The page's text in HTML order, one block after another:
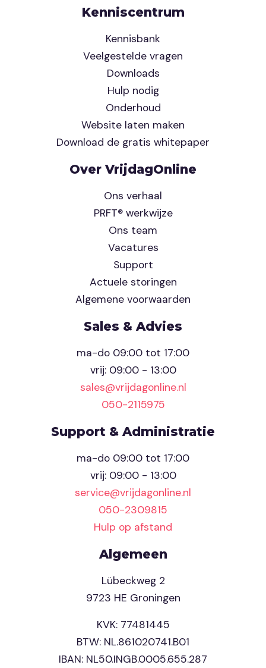
Kenniscentrum
Kennisbank
Veelgestelde vragen
Downloads
Hulp nodig
Onderhoud
Website laten maken
Download de gratis whitepaper
Over VrijdagOnline
Ons verhaal
PRFT® werkwijze
Ons team
Vacatures
Support
Actuele storingen
Algemene voorwaarden
Sales & Advies
ma-do 09:00 tot 17:00
vrij: 09:00 - 13:00
sales@vrijdagonline.nl
050-2115975
Support & Administratie
ma-do 09:00 tot 17:00
vrij: 09:00 - 13:00
service@vrijdagonline.nl
050-2309815
Hulp op afstand
Algemeen
Lübeckweg 2
9723 HE Groningen
KVK: 77481445
BTW: NL.861020741.B01
IBAN: NL50.INGB.0005.655.287